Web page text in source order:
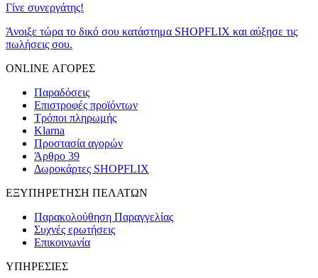
Γίνε συνεργάτης!
Άνοιξε τώρα το δικό σου κατάστημα SHOPFLIX και αύξησε τις
πωλήσεις σου.
ONLINE ΑΓΟΡΕΣ
Παραδόσεις
Επιστροφές προϊόντων
Τρόποι πληρωμής
Klarna
Προστασία αγορών
Άρθρο 39
Δωροκάρτες SHOPFLIX
ΕΞΥΠΗΡΕΤΗΣΗ ΠΕΛΑΤΩΝ
Παρακολούθηση Παραγγελίας
Συχνές ερωτήσεις
Επικοινωνία
ΥΠΗΡΕΣΙΕΣ